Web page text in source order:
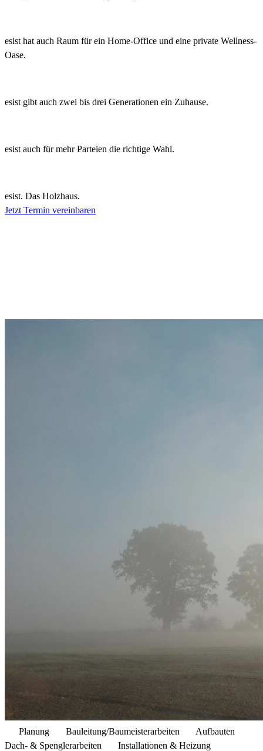
esist hat auch Raum für ein Home-Office und eine private Wellness-
Oase.
esist gibt auch zwei bis drei Generationen ein Zuhause.
esist auch für mehr Parteien die richtige Wahl.
esist. Das Holzhaus.
Jetzt Termin vereinbaren
Planung Bauleitung/Baumeisterarbeiten
Aufbauten
Dach- & Spenglerarbeiten
Installationen & Heizung